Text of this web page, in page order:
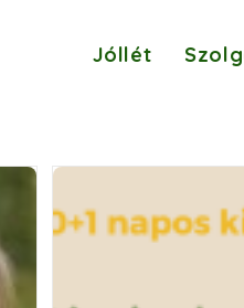
Jóllét